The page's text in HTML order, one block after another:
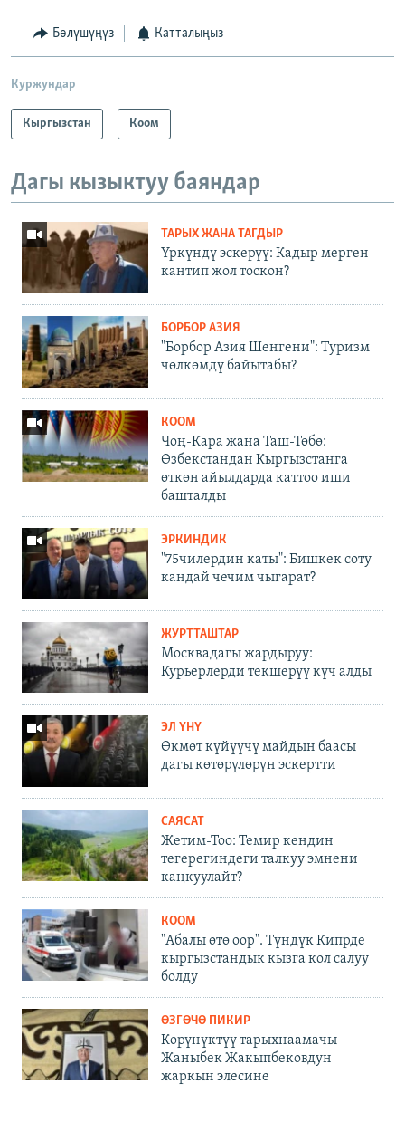
Бөлүшүңүз Катталыңыз
Куржундар
Кыргызстан Коом
Дагы кызыктуу баяндар
ТАРЫХ ЖАНА ТАГДЫР
Үркүндү эскерүү: Кадыр мерген
кантип жол тоскон?
БОРБОР АЗИЯ
"Борбор Азия Шенгени": Туризм
чөлкөмдү байытабы?
КООМ
Чоң-Кара жана Таш-Төбө:
Өзбекстандан Кыргызстанга
өткөн айылдарда каттоо иши
башталды
ЭРКИНДИК
"75чилердин каты": Бишкек соту
кандай чечим чыгарат?
ЖУРТТАШТАР
Москвадагы жардыруу:
Курьерлерди текшерүү күч алды
ЭЛ ҮНҮ
Өкмөт күйүүчү майдын баасы
дагы көтөрүлөрүн эскертти
САЯСАТ
Жетим-Тоо: Темир кендин
тегерегиндеги талкуу эмнени
каңкуулайт?
КООМ
"Абалы өтө оор". Түндүк Кипрде
кыргызстандык кызга кол салуу
болду
ӨЗГӨЧӨ ПИКИР
Көрүнүктүү тарыхнаамачы
Жаныбек Жакыпбековдун
жаркын элесине